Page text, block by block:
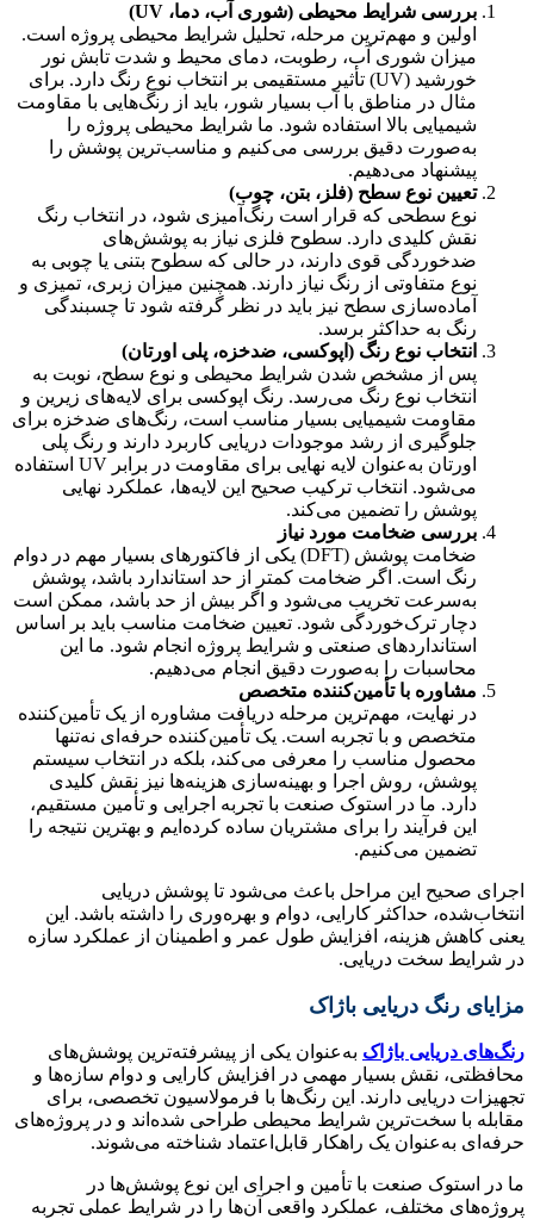
بررسی شرایط محیطی (شوری آب، دما، UV)
اولین و مهم‌ترین مرحله، تحلیل شرایط محیطی پروژه است.
میزان شوری آب، رطوبت، دمای محیط و شدت تابش نور
خورشید (UV) تأثیر مستقیمی بر انتخاب نوع رنگ دارد. برای
مثال در مناطق با آب بسیار شور، باید از رنگ‌هایی با مقاومت
شیمیایی بالا استفاده شود. ما شرایط محیطی پروژه را
به‌صورت دقیق بررسی می‌کنیم و مناسب‌ترین پوشش را
پیشنهاد می‌دهیم.
تعیین نوع سطح (فلز، بتن، چوب)
نوع سطحی که قرار است رنگ‌آمیزی شود، در انتخاب رنگ
نقش کلیدی دارد. سطوح فلزی نیاز به پوشش‌های
ضدخوردگی قوی دارند، در حالی که سطوح بتنی یا چوبی به
نوع متفاوتی از رنگ نیاز دارند. همچنین میزان زبری، تمیزی و
آماده‌سازی سطح نیز باید در نظر گرفته شود تا چسبندگی
رنگ به حداکثر برسد.
انتخاب نوع رنگ (اپوکسی، ضدخزه، پلی اورتان)
پس از مشخص شدن شرایط محیطی و نوع سطح، نوبت به
انتخاب نوع رنگ می‌رسد. رنگ اپوکسی برای لایه‌های زیرین و
مقاومت شیمیایی بسیار مناسب است، رنگ‌های ضدخزه برای
جلوگیری از رشد موجودات دریایی کاربرد دارند و رنگ پلی
اورتان به‌عنوان لایه نهایی برای مقاومت در برابر UV استفاده
می‌شود. انتخاب ترکیب صحیح این لایه‌ها، عملکرد نهایی
پوشش را تضمین می‌کند.
بررسی ضخامت مورد نیاز
ضخامت پوشش (DFT) یکی از فاکتورهای بسیار مهم در دوام
رنگ است. اگر ضخامت کمتر از حد استاندارد باشد، پوشش
به‌سرعت تخریب می‌شود و اگر بیش از حد باشد، ممکن است
دچار ترک‌خوردگی شود. تعیین ضخامت مناسب باید بر اساس
استانداردهای صنعتی و شرایط پروژه انجام شود. ما این
محاسبات را به‌صورت دقیق انجام می‌دهیم.
مشاوره با تأمین‌کننده متخصص
در نهایت، مهم‌ترین مرحله دریافت مشاوره از یک تأمین‌کننده
متخصص و با تجربه است. یک تأمین‌کننده حرفه‌ای نه‌تنها
محصول مناسب را معرفی می‌کند، بلکه در انتخاب سیستم
پوشش، روش اجرا و بهینه‌سازی هزینه‌ها نیز نقش کلیدی
دارد. ما در استوک صنعت با تجربه اجرایی و تأمین مستقیم،
این فرآیند را برای مشتریان ساده کرده‌ایم و بهترین نتیجه را
تضمین می‌کنیم.
اجرای صحیح این مراحل باعث می‌شود تا پوشش دریایی
انتخاب‌شده، حداکثر کارایی، دوام و بهره‌وری را داشته باشد. این
یعنی کاهش هزینه، افزایش طول عمر و اطمینان از عملکرد سازه
در شرایط سخت دریایی.
مزایای رنگ دریایی باژاک
رنگ‌های دریایی باژاک به‌عنوان یکی از پیشرفته‌ترین پوشش‌های
محافظتی، نقش بسیار مهمی در افزایش کارایی و دوام سازه‌ها و
تجهیزات دریایی دارند. این رنگ‌ها با فرمولاسیون تخصصی، برای
مقابله با سخت‌ترین شرایط محیطی طراحی شده‌اند و در پروژه‌های
حرفه‌ای به‌عنوان یک راهکار قابل‌اعتماد شناخته می‌شوند.
ما در استوک صنعت با تأمین و اجرای این نوع پوشش‌ها در
پروژه‌های مختلف، عملکرد واقعی آن‌ها را در شرایط عملی تجربه